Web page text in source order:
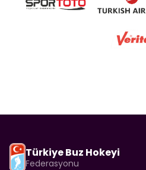
Türkiye Buz Hokeyi
Federasyonu